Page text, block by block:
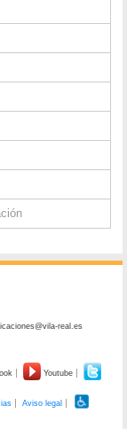
real.es
Youtube
Aviso legal